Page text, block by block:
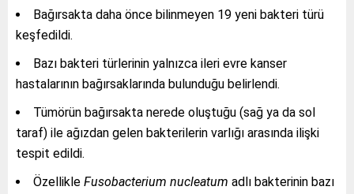
Bağırsakta daha önce bilinmeyen 19 yeni bakteri türü
keşfedildi.
Bazı bakteri türlerinin yalnızca ileri evre kanser
hastalarının bağırsaklarında bulunduğu belirlendi.
Tümörün bağırsakta nerede oluştuğu (sağ ya da sol
taraf) ile ağızdan gelen bakterilerin varlığı arasında ilişki
tespit edildi.
Özellikle Fusobacterium nucleatum adlı bakterinin bazı